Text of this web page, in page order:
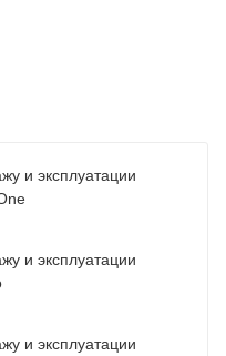
и эксплуатации
и эксплуатации
и эксплуатации